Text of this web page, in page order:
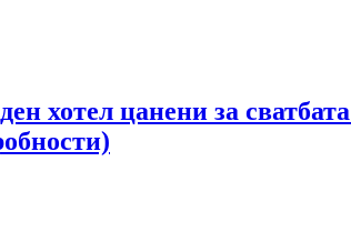
хотел цанени за